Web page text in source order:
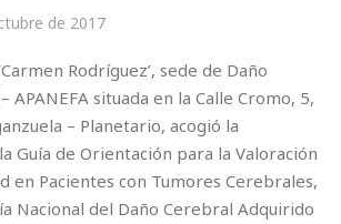
de 2017
Rodríguez’, sede de Daño
APANEFA situada en la Calle Cromo, 5,
– Planetario, acogió la
Guía de Orientación para la Valoración
en Pacientes con Tumores Cerebrales,
Nacional del Daño Cerebral Adquirido